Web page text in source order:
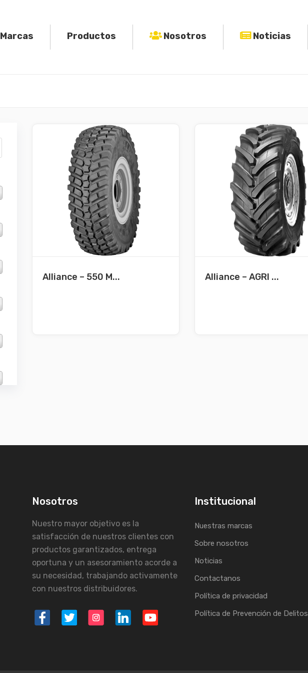
Marcas Productos Nosotros Noticias
Alliance – 550 M... Alliance – AGRI ...
Nosotros
Nuestro mayor objetivo es la
satisfacción de nuestros clientes con
productos garantizados, entrega
oportuna y un asesoramiento acorde a
su necesidad, trabajando activamente
con nuestros distribuidores.
Institucional
Nuestras marcas
Sobre nosotros
Noticias
Contactanos
Política de privacidad
Política de Prevención de Delitos